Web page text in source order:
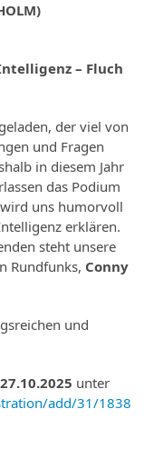
– Fluch
der viel von
und Fragen
in diesem Jahr
das Podium
wird uns humorvoll
erklären.
steht unsere
Rundfunks, Conny
und
unter
add/31/1838